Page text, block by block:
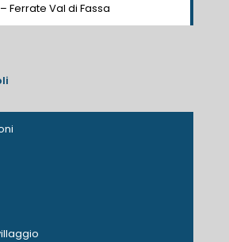
Ferrate Val di Fassa